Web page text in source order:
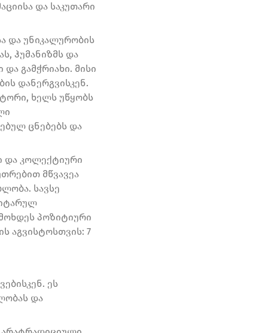
და საკუთარი
და უნიკალურობის
ჰუმანიზმს და
გამჭრიახი. მისი
დანერგვისკენ.
ხელს უწყობს
ცნებებს და
და კოლექტიური
მწვავეა
სავსე
პოზიტიური
აგვისტოსთვის: 7
ეს
და